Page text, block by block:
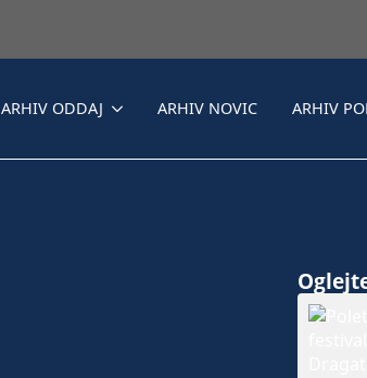
ARHIV ODDAJ ARHIV NOVIC ARHIV